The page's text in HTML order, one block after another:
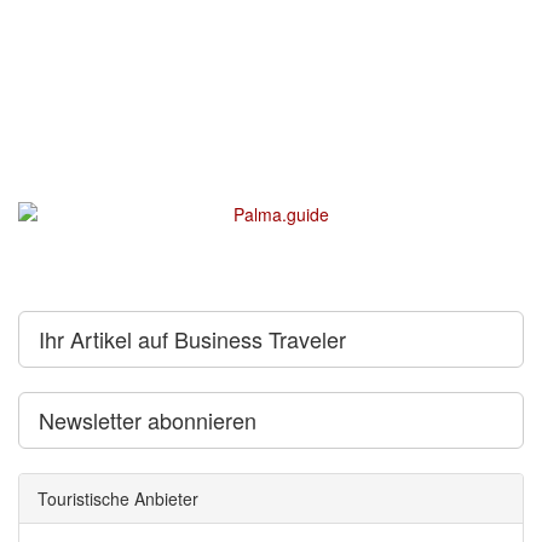
Ihr Artikel auf Business Traveler
Newsletter abonnieren
Touristische Anbieter